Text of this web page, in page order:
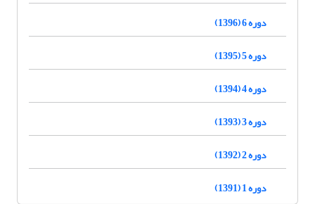
دوره 6 (1396)
دوره 5 (1395)
دوره 4 (1394)
دوره 3 (1393)
دوره 2 (1392)
دوره 1 (1391)